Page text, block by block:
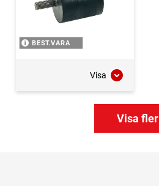
BEST.VARA
Visa
Visa fler